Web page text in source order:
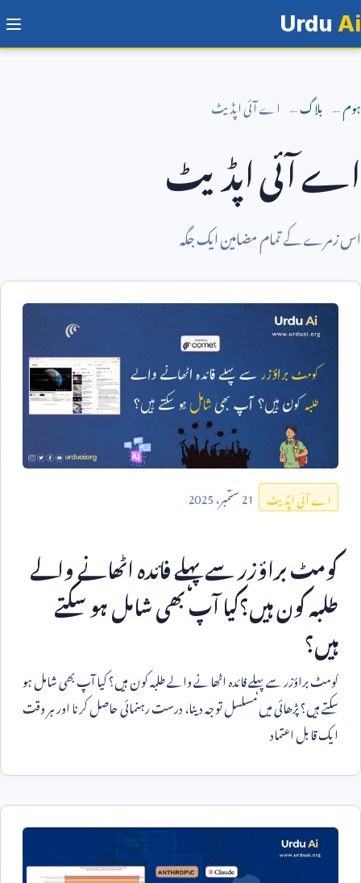
Urdu Ai
ہوم بلاگ اے آئی اپڈیٹ
اے آئی اپڈیٹ
اس زمرے کے تمام مضامین ایک جگہ
اے آئی اپڈیٹ 21ستمبر،2025
کومٹ براؤزر سے پہلے فائدہ اٹھانے والے
طلبہ کون ہیں؟کیا آپ بھی شامل ہو سکتے
ہیں؟
کومٹ براؤزر سے پہلے فائدہ اٹھانے والے طلبہ کون ہیں؟ کیا آپ بھی شامل ہو
سکتے ہیں؟ پڑھائی میں مسلسل توجہ دینا، درست رہنمائی حاصل کرنا اور ہر وقت
ایک قابل اعتماد